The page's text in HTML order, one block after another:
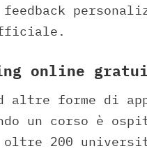
online
altre forme di
un corso è
oltre 200